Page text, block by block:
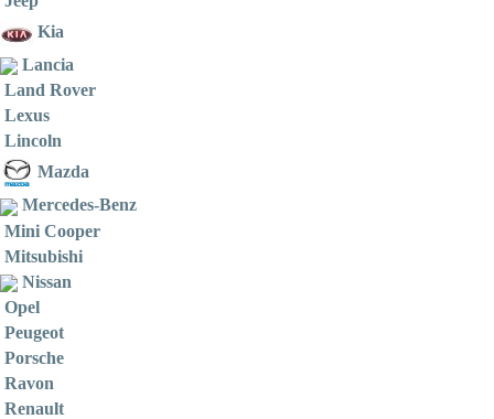
Kia
Lancia
Land Rover
Lexus
Lincoln
Mazda
Mercedes-Benz
Mini Cooper
Mitsubishi
Nissan
Opel
Peugeot
Porsche
Ravon
Renault